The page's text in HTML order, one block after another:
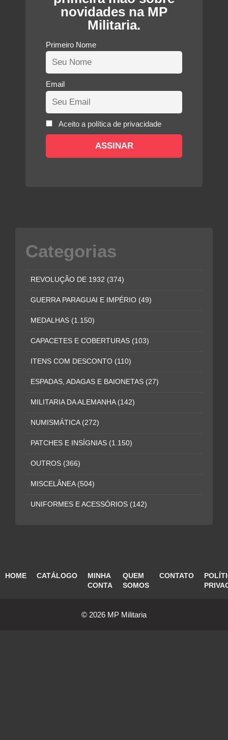
novidades na MP
Militaria.
Primeiro Nome
Email
Aceito a política de privacidade
Categorias
REVOLUÇÃO DE 1932 (374)
GUERRA PARAGUAI E IMPÉRIO (49)
MEDALHAS (1.150)
CAPACETES E COBERTURAS (103)
ITENS COM DESCONTO (110)
ESPADAS, ADAGAS E BAIONETAS (27)
MILITARIA DA ALEMANHA (142)
NUMISMÁTICA (272)
PATCHES E INSÍGNIAS (1.150)
OUTROS (366)
MISCELÂNEA (504)
UNIFORMES E ACESSÓRIOS (142)
HOME CATÁLOGO
MINHA
CONTA
QUEM
SOMOS
CONTATO
© 2026 MP Militaria